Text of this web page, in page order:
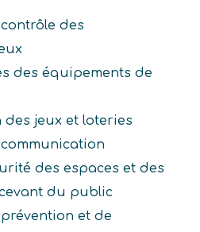
des
des équipements de
des jeux et loteries
des espaces et des
du public
et de